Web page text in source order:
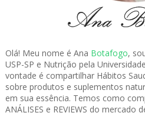
Olá! Meu nome é Ana Botafogo,
USP-SP e Nutrição pela
vontade é compartilhar Hábitos
sobre produtos e suplementos
em sua essência. Temos como
ANÁLISES e REVIEWS do mercado